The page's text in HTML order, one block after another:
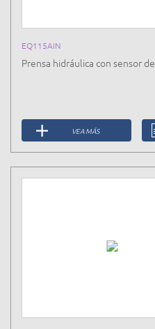
EQ115AIN
Prensa hidráulica con sensor
VEA MÁS